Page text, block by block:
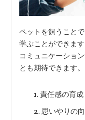
ペットを飼うこと
学ぶことができま
コミュニケーショ
とも期待できます。
責任感の育成
思いやりの